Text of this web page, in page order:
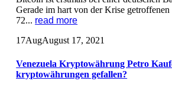
Gerade im hart von der Krise
72... read more
17AugAugust 17, 2021
Venezuela Kryptowährung Petro
kryptowährungen gefallen?